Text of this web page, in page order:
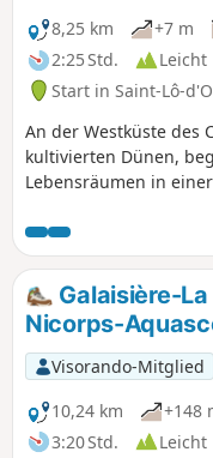
8,25 km
+7 m
2:25 Std.
Leicht
Start in Saint-Lô-
An der Westküste des
kultivierten Dünen,
Lebensräumen in
bietet Ihnen der Weg
Galaisière-
Nicorps-
Visorando-Mitglied
10,24 km
+148
3:20 Std.
Leicht